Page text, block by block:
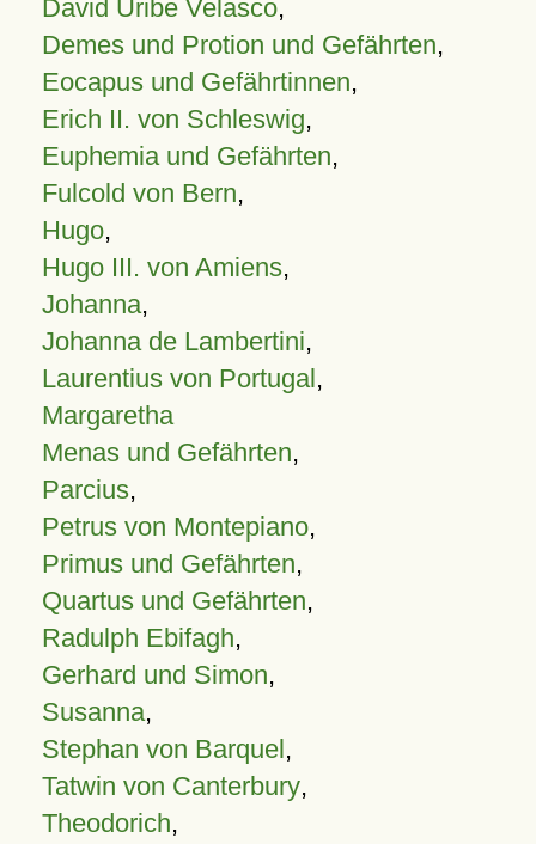
David Uribe Velasco,
Demes und Protion und Gefährten,
Eocapus und Gefährtinnen,
Erich II. von Schleswig,
Euphemia und Gefährten,
Fulcold von Bern,
Hugo,
Hugo III. von Amiens,
Johanna,
Johanna de Lambertini,
Laurentius von Portugal,
Margaretha
Menas und Gefährten,
Parcius,
Petrus von Montepiano,
Primus und Gefährten,
Quartus und Gefährten,
Radulph Ebifagh,
Gerhard und Simon,
Susanna,
Stephan von Barquel,
Tatwin von Canterbury,
Theodorich,